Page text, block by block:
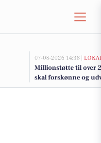
07-08-2026 14:38 |
Millionstøtte til over
skal forskønne og
Kommunes mindre